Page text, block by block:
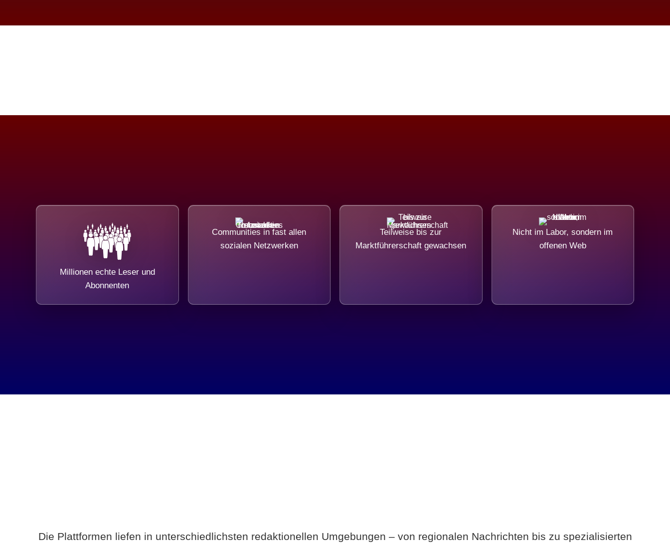
Millionen echte Leser und
Abonnenten
Communities in fast allen
sozialen Netzwerken
Teilweise bis zur
Marktführerschaft gewachsen
Nicht im Labor, sondern im
offenen Web
Die Plattformen liefen in unterschiedlichsten redaktionellen Umgebungen – von regionalen Nachrichten bis zu spezialisierten